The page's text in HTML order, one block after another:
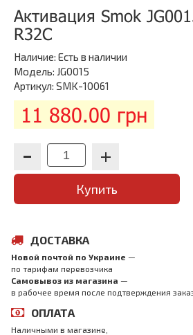
Активация Smok
R32C
Наличие: Есть в наличии
Модель: JG0015
Артикул: SMK-10061
11 880.00 грн
Купить
ДОСТАВКА
Новой почтой по Украине —
по тарифам перевозчика
Самовывоз из магазина —
в рабочее время после подтверждения
ОПЛАТА
Наличными в магазине,